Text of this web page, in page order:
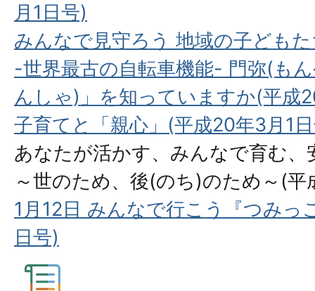
月1日号)
みんなで見守ろう 地域の子ども
-世界最古の自転車機能- 門弥(も
んしゃ)」を知っていますか(平成
子育てと「親心」(平成20年3月1
あなたが活かす、みんなで育む、
～世のため、後(のち)のため～(平
1月12日 みんなで行こう『つみっ
日号)